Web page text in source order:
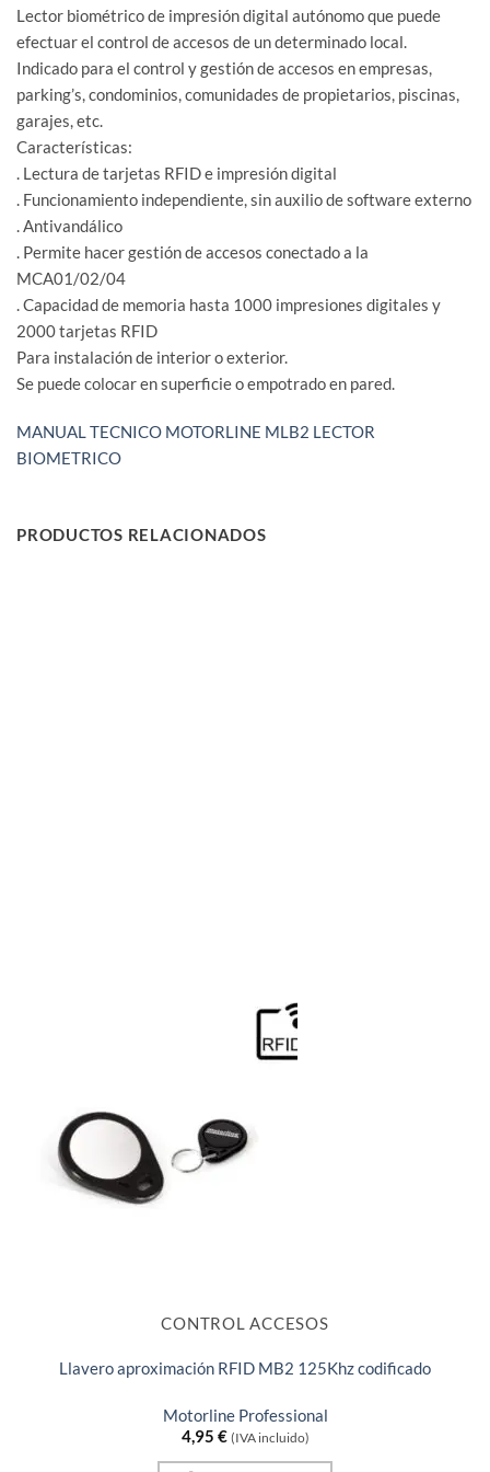
Lector biométrico de impresión digital autónomo que puede
efectuar el control de accesos de un determinado local.
Indicado para el control y gestión de accesos en empresas,
parking’s, condominios, comunidades de propietarios, piscinas,
garajes, etc.
Características:
. Lectura de tarjetas RFID e impresión digital
. Funcionamiento independiente, sin auxilio de software externo
. Antivandálico
. Permite hacer gestión de accesos conectado a la
MCA01/02/04
. Capacidad de memoria hasta 1000 impresiones digitales y
2000 tarjetas RFID
Para instalación de interior o exterior.
Se puede colocar en superficie o empotrado en pared.
MANUAL TECNICO MOTORLINE MLB2 LECTOR
BIOMETRICO
PRODUCTOS RELACIONADOS
CONTROL ACCESOS
Llavero aproximación RFID MB2 125Khz codificado
Motorline Professional
4,95 € (IVA incluido)